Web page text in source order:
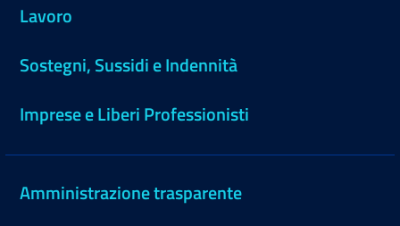
Lavoro
Sostegni, Sussidi e Indennità
Imprese e Liberi Professionisti
Amministrazione trasparente